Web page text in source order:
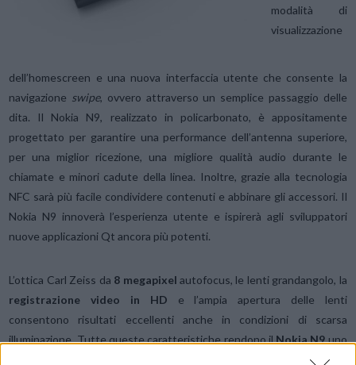
modalità di
visualizzazione
dell’homescreen e una nuova interfaccia utente che consente la
navigazione swipe, ovvero attraverso un semplice passaggio delle
dita. Il Nokia N9, realizzato in policarbonato, è appositamente
progettato per garantire una performance dell’antenna superiore,
per una miglior ricezione, una migliore qualità audio durante le
chiamate e minori cadute della linea. Inoltre, grazie alla tecnologia
NFC sarà più facile condividere contenuti e abbinare gli accessori. Il
Nokia N9 innoverà l’esperienza utente e ispirerà agli sviluppatori
nuove applicazioni Qt ancora più potenti.
L’ottica Carl Zeiss da 8 megapixel autofocus, le lenti grandangolo, la
registrazione video in HD e l’ampia apertura delle lenti
consentono risultati eccellenti anche in condizioni di scarsa
illuminazione. Tutte queste caratteristiche rendono ilNokia N9uno
dei migliori cellulari fotocamera attualmente in commercio. Questo